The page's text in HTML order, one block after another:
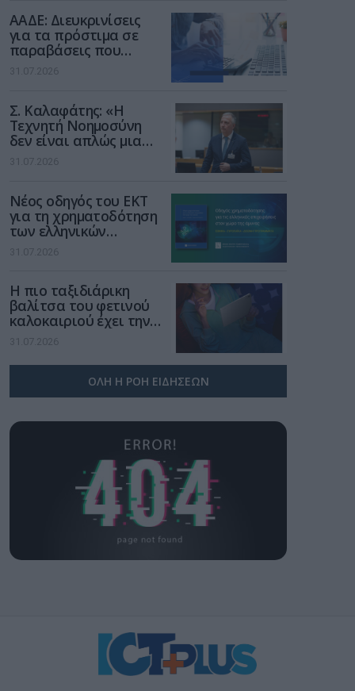
ΑΑΔΕ: Διευκρινίσεις
για τα πρόστιμα σε
παραβάσεις που
αφορούν τους ΦΗΜ
31.07.2026
Σ. Καλαφάτης: «Η
Τεχνητή Νοημοσύνη
δεν είναι απλώς μια
νέα τεχνολογία, είναι
μια νέα βιομηχανική
31.07.2026
Νέος οδηγός του ΕΚΤ
για τη χρηματοδότηση
των ελληνικών
επιχειρήσεων στον
χώρο της άμυνας
31.07.2026
Η πιο ταξιδιάρικη
βαλίτσα του φετινού
καλοκαιριού έχει την
υπογραφή της Xiaomi
31.07.2026
ΟΛΗ Η ΡΟΗ ΕΙΔΗΣΕΩΝ